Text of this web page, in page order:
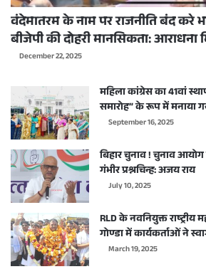
वंदेमातरम के नाम पर राजनीति बंद करे
बीजेपी की दोहरी मानसिकता: आराधना
December 22, 2025
महिला कांग्रेस का 41वां
समारोह” के रूप में मनाया
September 16, 2025
बिहार चुनाव ! चुनाव
गंभीर प्रश्नचिन्ह: अजय राय
July 10, 2025
RLD के नवनियुक्त
गोण्डा में कार्यकर्ताओं ने
March 19, 2025